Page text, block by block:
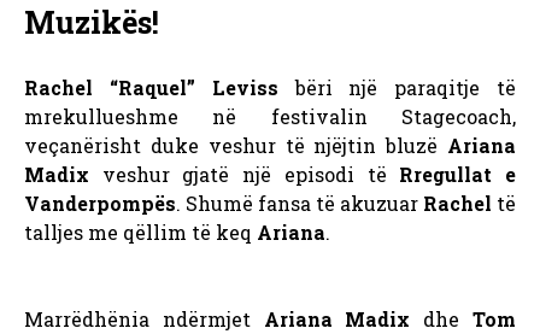
Muzikës!
Rachel “Raquel” Leviss
bëri një paraqitje të
mrekullueshme në festivalin Stagecoach,
veçanërisht duke veshur të njëjtin bluzë Ariana
Madix veshur gjatë një episodi të Rregullat e
Vanderpompës. Shumë fansa të akuzuar Rachel të
talljes me qëllim të keq Ariana.
Marrëdhënia ndërmjet Ariana Madix dhe Tom